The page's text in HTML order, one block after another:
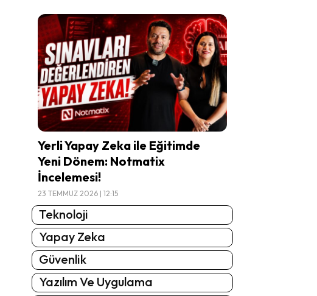
Yerli Yapay Zeka ile Eğitimde
Yeni Dönem: Notmatix
İncelemesi!
23 TEMMUZ 2026 | 12:15
Teknoloji
Yapay Zeka
Güvenlik
Yazılım Ve Uygulama